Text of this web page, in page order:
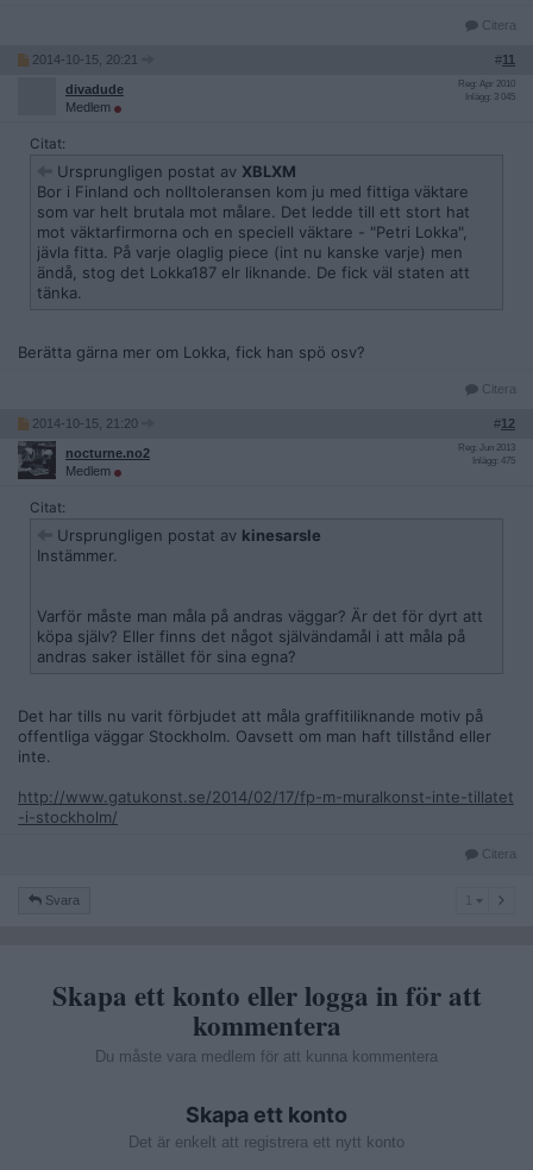
Citera
2014-10-15, 20:21 #11
divadude
Medlem
Reg: Apr 2010
Inlägg: 3 045
Citat:
Ursprungligen postat av XBLXM
Bor i Finland och nolltoleransen kom ju med fittiga väktare
som var helt brutala mot målare. Det ledde till ett stort hat
mot väktarfirmorna och en speciell väktare - "Petri Lokka",
jävla fitta. På varje olaglig piece (int nu kanske varje) men
ändå, stog det Lokka187 elr liknande. De fick väl staten att
tänka.
Berätta gärna mer om Lokka, fick han spö osv?
Citera
2014-10-15, 21:20 #12
nocturne.no2
Medlem
Reg: Jun 2013
Inlägg: 475
Citat:
Ursprungligen postat av kinesarsle
Instämmer.
Varför måste man måla på andras väggar? Är det för dyrt att
köpa själv? Eller finns det något självändamål i att måla på
andras saker istället för sina egna?
Det har tills nu varit förbjudet att måla graffitiliknande motiv på
offentliga väggar Stockholm. Oavsett om man haft tillstånd eller
inte.
http://www.gatukonst.se/2014/02/17/fp-m-muralkonst-inte-tillatet
-i-stockholm/
Citera
Svara
Skapa ett konto eller logga in för att
kommentera
Du måste vara medlem för att kunna kommentera
Skapa ett konto
Det är enkelt att registrera ett nytt konto